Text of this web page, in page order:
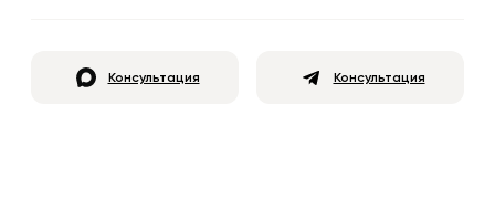
Консультация Консультация